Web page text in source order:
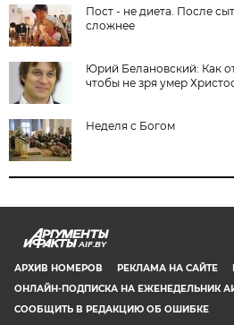
Пост - не диета. После
сложнее
Юрий Белановский: Как
чтобы не зря умер
Неделя с Богом
AIF.BY
АРХИВ НОМЕРОВ РЕКЛАМА НА САЙТЕ
ОНЛАЙН-ПОДПИСКА НА ЕЖЕНЕДЕЛЬНИК
СООБЩИТЬ В РЕДАКЦИЮ ОБ ОШИБКЕ